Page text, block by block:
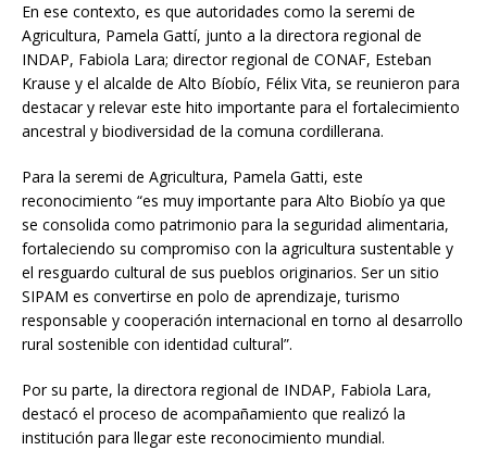
En ese contexto, es que autoridades como la seremi de
Agricultura, Pamela Gattí, junto a la directora regional de
INDAP, Fabiola Lara; director regional de CONAF, Esteban
Krause y el alcalde de Alto Bíobío, Félix Vita, se reunieron para
destacar y relevar este hito importante para el fortalecimiento
ancestral y biodiversidad de la comuna cordillerana.
Para la seremi de Agricultura, Pamela Gatti, este
reconocimiento “es muy importante para Alto Biobío ya que
se consolida como patrimonio para la seguridad alimentaria,
fortaleciendo su compromiso con la agricultura sustentable y
el resguardo cultural de sus pueblos originarios. Ser un sitio
SIPAM es convertirse en polo de aprendizaje, turismo
responsable y cooperación internacional en torno al desarrollo
rural sostenible con identidad cultural”.
Por su parte, la directora regional de INDAP, Fabiola Lara,
destacó el proceso de acompañamiento que realizó la
institución para llegar este reconocimiento mundial.